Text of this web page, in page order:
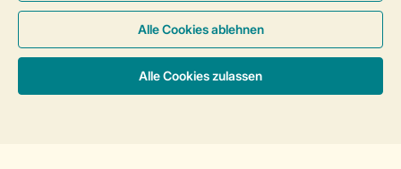
Cookies und Banner
Barrierefreiheit
© 2026 Landal GreenParks GmbH